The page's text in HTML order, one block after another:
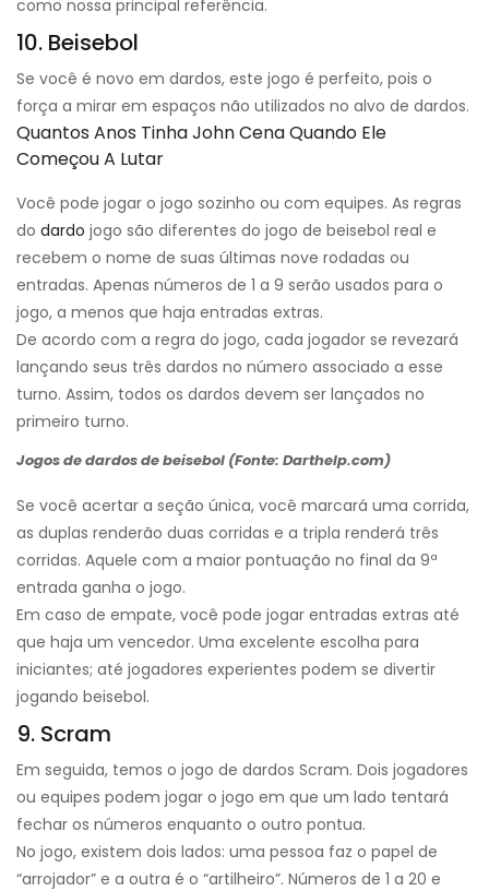
como nossa principal referência.
10. Beisebol
Se você é novo em dardos, este jogo é perfeito, pois o
força a mirar em espaços não utilizados no alvo de dardos.
Quantos Anos Tinha John Cena Quando Ele
Começou A Lutar
Você pode jogar o jogo sozinho ou com equipes. As regras
do dardo jogo são diferentes do jogo de beisebol real e
recebem o nome de suas últimas nove rodadas ou
entradas. Apenas números de 1 a 9 serão usados ​​para o
jogo, a menos que haja entradas extras.
De acordo com a regra do jogo, cada jogador se revezará
lançando seus três dardos no número associado a esse
turno. Assim, todos os dardos devem ser lançados no
primeiro turno.
Jogos de dardos de beisebol (Fonte: Darthelp.com)
Se você acertar a seção única, você marcará uma corrida,
as duplas renderão duas corridas e a tripla renderá três
corridas. Aquele com a maior pontuação no final da 9ª
entrada ganha o jogo.
Em caso de empate, você pode jogar entradas extras até
que haja um vencedor. Uma excelente escolha para
iniciantes; até jogadores experientes podem se divertir
jogando beisebol.
9. Scram
Em seguida, temos o jogo de dardos Scram. Dois jogadores
ou equipes podem jogar o jogo em que um lado tentará
fechar os números enquanto o outro pontua.
No jogo, existem dois lados: uma pessoa faz o papel de
“arrojador” e a outra é o “artilheiro”. Números de 1 a 20 e